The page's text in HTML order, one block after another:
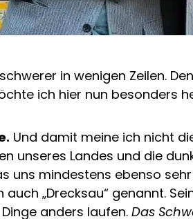
in wenigen Zeilen.
ich hier nun besonders
Und damit meine ich nicht
unseres Landes und die
uns mindestens ebenso
„Drecksau“ genannt.
anders laufen. Das